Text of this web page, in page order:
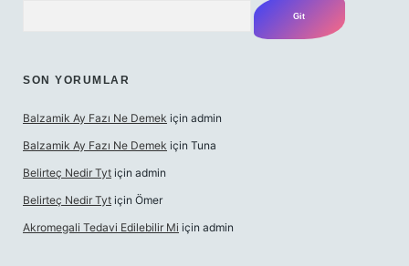
SON YORUMLAR
Balzamik Ay Fazı Ne Demek için admin
Balzamik Ay Fazı Ne Demek için Tuna
Belirteç Nedir Tyt için admin
Belirteç Nedir Tyt için Ömer
Akromegali Tedavi Edilebilir Mi için admin